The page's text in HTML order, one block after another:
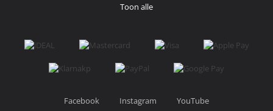
Toon alle
Facebook Instagram YouTube